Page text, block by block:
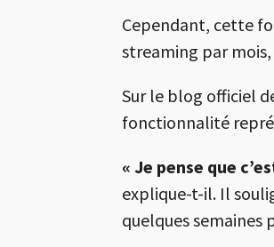
Cependant, cette
streaming par
Sur le blog officiel
fonctionnalité
« Je pense que
explique-t-il. Il
quelques semaines